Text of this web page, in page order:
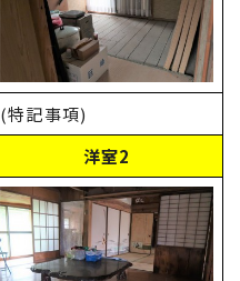
(特記事項)
洋室2